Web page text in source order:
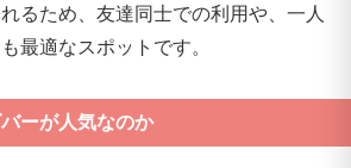
るため、友達同士での利用や、一人
最適なスポットです。
ーが人気なのか